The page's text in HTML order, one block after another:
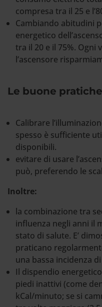
compresa tra il 25 e
Cambiando abitudini
energetico
tra il 20 e il 75%. Ogni
l’ascensore
Le buone pratiche
Calibrare
spesso è sufficiente
disponibili.
evitare di usare
può, preferendo le
Inoltre:
la combinazione tra
influenza negli anni il
stato di salute. E’
praticano
una bassa incidenza
Il dispendio
piedi inattivi (come
kCal/minuto; se si